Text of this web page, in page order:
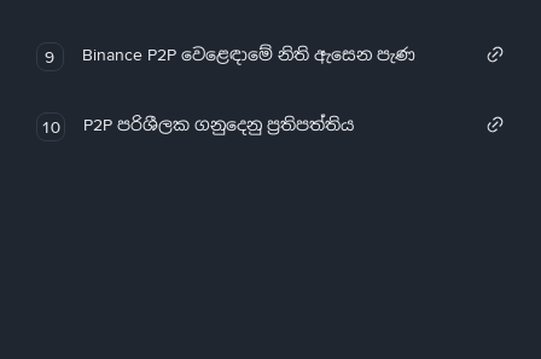
9 Binance P2P වෙළෙඳාමේ නිති ඇසෙන පැණ
10 P2P පරිශීලක ගනුදෙනු ප්‍රතිපත්තිය